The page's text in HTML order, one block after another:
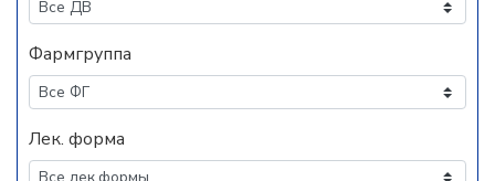
Фармгруппа
Лек. форма